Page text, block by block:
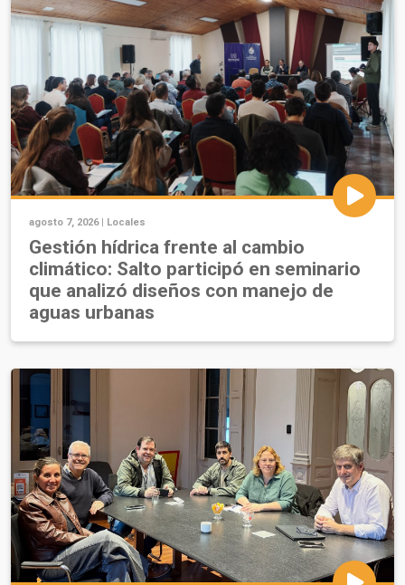
agosto 7, 2026 | Locales
Gestión hídrica frente al cambio
climático: Salto participó en seminario
que analizó diseños con manejo de
aguas urbanas